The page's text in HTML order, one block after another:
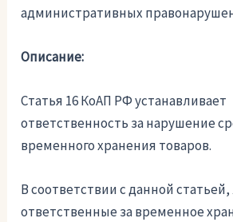
административных
Описание:
Статья 16 КоАП РФ устанавливает
ответственность за нарушение
временного хранения товаров.
В соответствии с данной
ответственные за временное